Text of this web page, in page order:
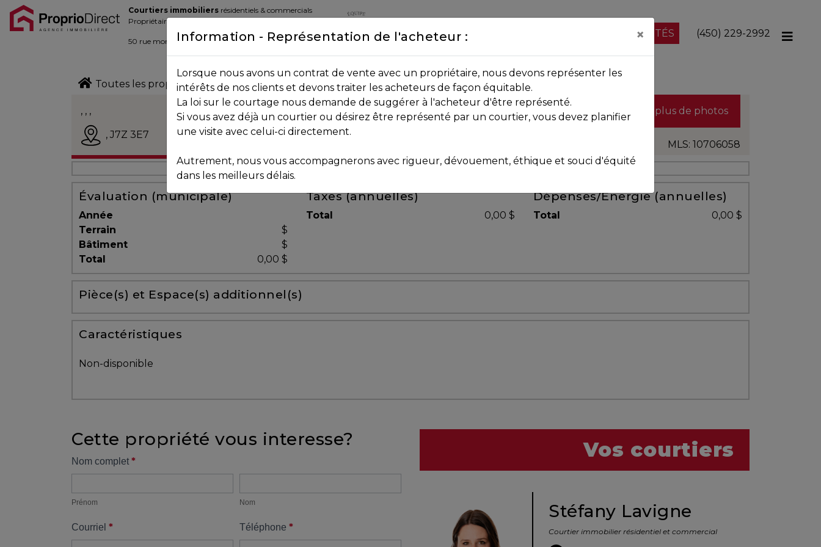
Blogue
COURTIERS
VENDRE
Courtiers immobiliers résidentiels & commercials
Propriétaires de la place d’affaire
50 rue morin,Sainte-Adèle, Québec J8B 2P7 DEPUIS 2013
NOS PROPRIÉTÉS (450) 229-2992
Toutes les propriétés
Vendu
, , ,
, J7Z 3E7
Voir plus de photos
MLS: 10706058
Évaluation (municipale)
Année
Terrain
$
Bâtiment
$
Total
0,00 $
Taxes (annuelles)
Total 0,00 $
Dépenses/Énergie (annuelles)
Total 0,00 $
Pièce(s) et Espace(s) additionnel(s)
Caractéristiques
Non-disponible
Cette propriété vous interesse?
Formulaire
Nom complet *
Prénom Nom
Courriel * Téléphone*
Vos courtiers
Stéfany Lavigne
Courtier immobilier résidentiel et commercial
Information - Représentation de l'acheteur : ×
Lorsque nous avons un contrat de vente avec un propriétaire, nous devons représenter les
intérêts de nos clients et devons traiter les acheteurs de façon équitable.
La loi sur le courtage nous demande de suggérer à l'acheteur d'être représenté.
Si vous avez déjà un courtier ou désirez être représenté par un courtier, vous devez planifier
une visite avec celui-ci directement.
Autrement, nous vous accompagnerons avec rigueur, dévouement, éthique et souci d'équité
dans les meilleurs délais.